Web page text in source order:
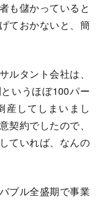
も儲かっていると
ておかないと、簡
タント会社は、
いうほぼ100パー
産してしまいまし
契約でしたので、
ていれば、なんの
ブル全盛期で事業